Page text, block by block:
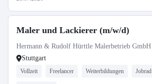
Maler und Lackierer (m/w/d)
Hermann & Rudolf Hürttle Malerbetrieb GmbH
Stuttgart
Vollzeit Freelancer Weiterbildungen Jobrad